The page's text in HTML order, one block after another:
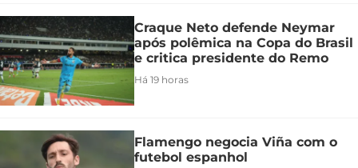
Craque Neto defende Neymar
após polêmica na Copa do Brasil
e critica presidente do Remo
Há 19 horas
Flamengo negocia Viña com o
futebol espanhol